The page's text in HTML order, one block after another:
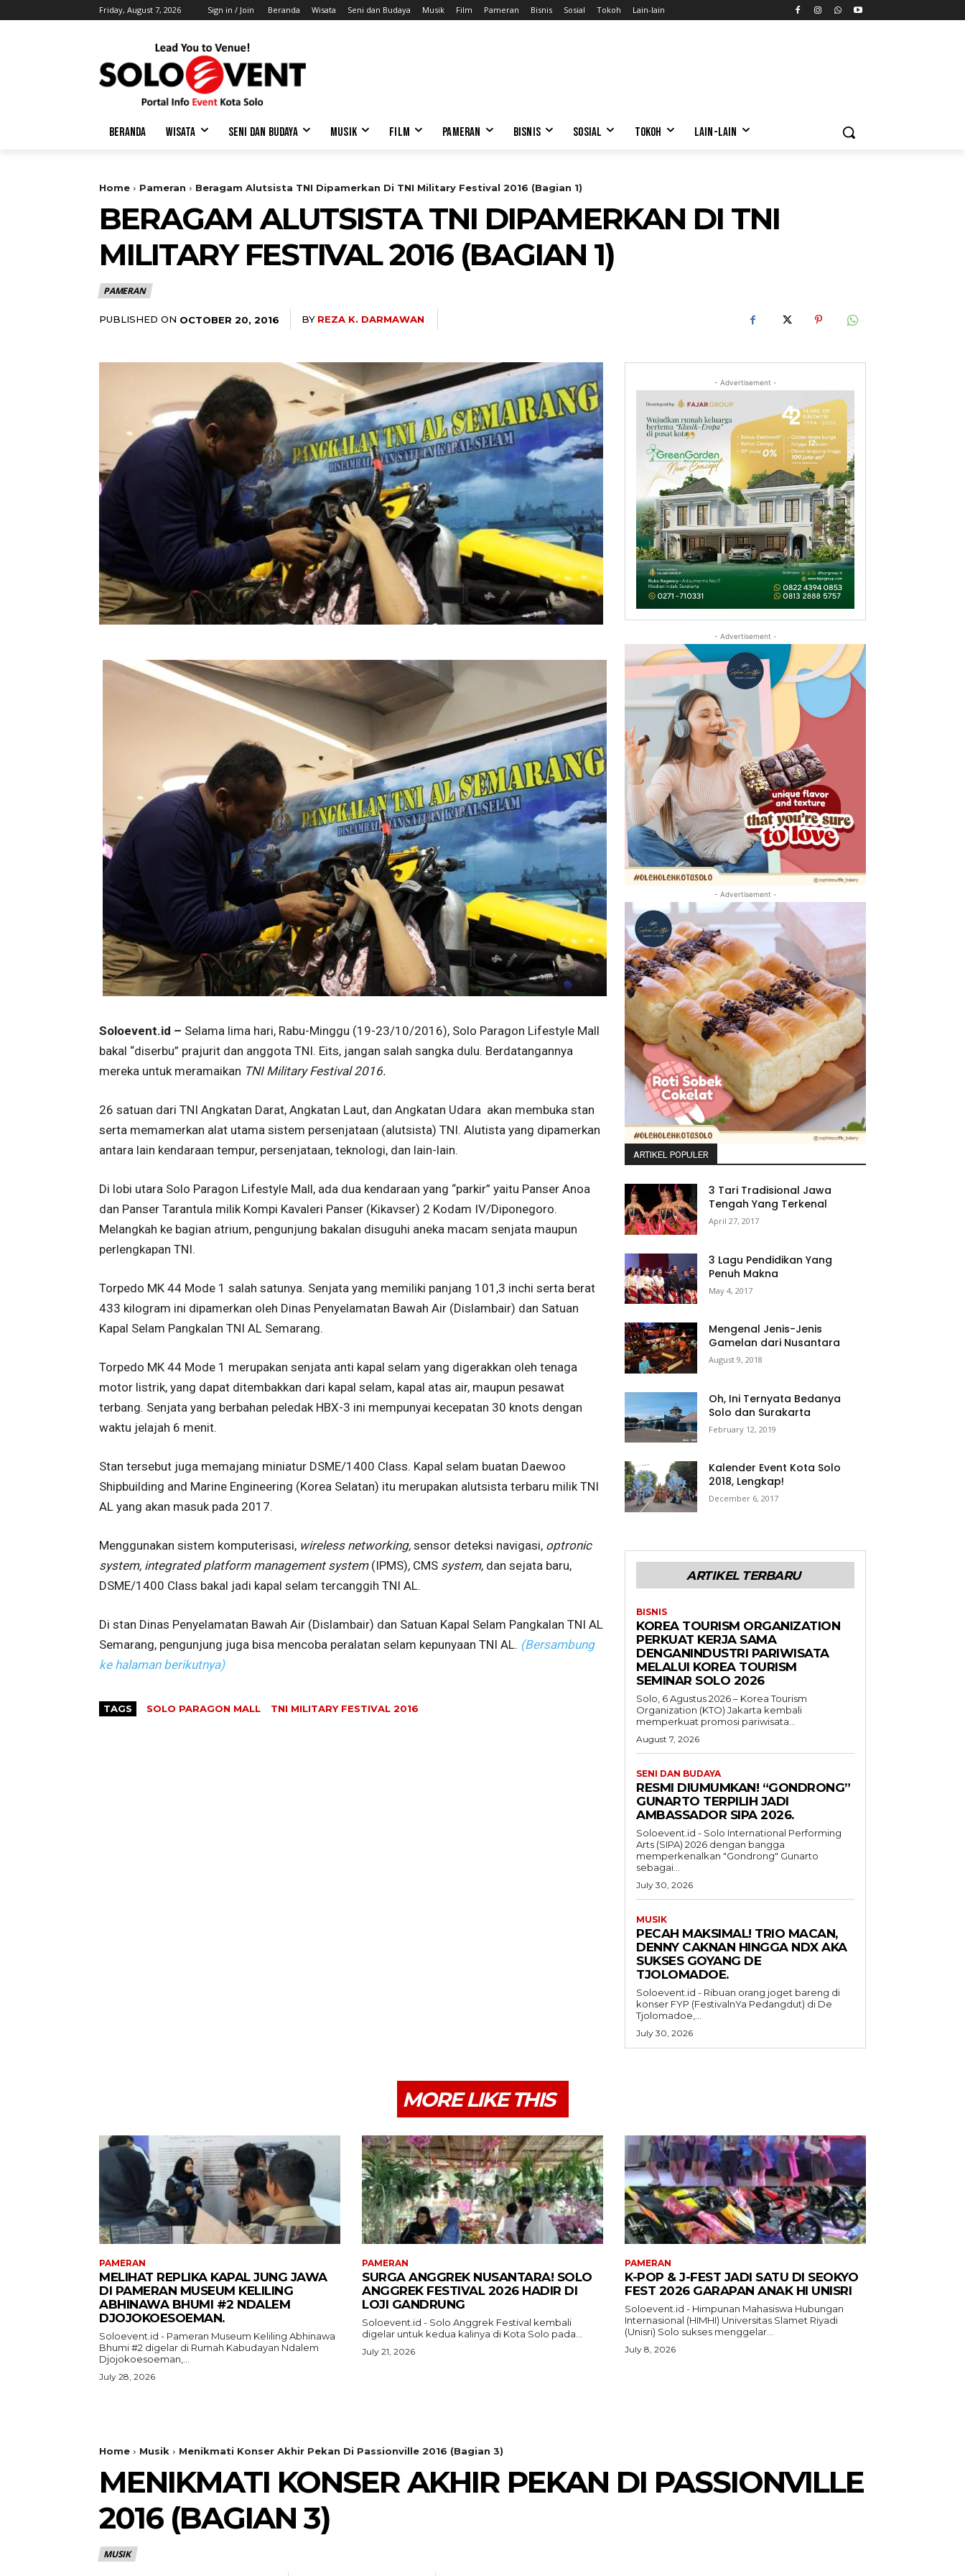
Friday, August 7, 2026 Sign in / Join Beranda Wisata Seni dan Budaya Musik Film Pameran Bisnis Sosial Tokoh Lain-lain
BERANDA WISATA SENI DAN BUDAYA MUSIK FILM PAMERAN BISNIS SOSIAL TOKOH LAIN-LAIN
Home Pameran Beragam Alutsista TNI Dipamerkan Di TNI Military Festival 2016 (Bagian 1)
BERAGAM ALUTSISTA TNI DIPAMERKAN DI TNI
MILITARY FESTIVAL 2016 (BAGIAN 1)
PAMERAN
PUBLISHED ON OCTOBER 20, 2016 BY REZA K. DARMAWAN
- Advertisement -
Soloevent.id – Selama lima hari, Rabu-Minggu (19-23/10/2016), Solo Paragon Lifestyle Mall
bakal “diserbu” prajurit dan anggota TNI. Eits, jangan salah sangka dulu. Berdatangannya
mereka untuk meramaikan TNI Military Festival 2016.
26 satuan dari TNI Angkatan Darat, Angkatan Laut, dan Angkatan Udara akan membuka stan
serta memamerkan alat utama sistem persenjataan (alutsista) TNI. Alutista yang dipamerkan
antara lain kendaraan tempur, persenjataan, teknologi, dan lain-lain.
Di lobi utara Solo Paragon Lifestyle Mall, ada dua kendaraan yang “parkir” yaitu Panser Anoa
dan Panser Tarantula milik Kompi Kavaleri Panser (Kikavser) 2 Kodam IV/Diponegoro.
Melangkah ke bagian atrium, pengunjung bakalan disuguhi aneka macam senjata maupun
perlengkapan TNI.
Torpedo MK 44 Mode 1 salah satunya. Senjata yang memiliki panjang 101,3 inchi serta berat
433 kilogram ini dipamerkan oleh Dinas Penyelamatan Bawah Air (Dislambair) dan Satuan
Kapal Selam Pangkalan TNI AL Semarang.
Torpedo MK 44 Mode 1 merupakan senjata anti kapal selam yang digerakkan oleh tenaga
motor listrik, yang dapat ditembakkan dari kapal selam, kapal atas air, maupun pesawat
terbang. Senjata yang berbahan peledak HBX-3 ini mempunyai kecepatan 30 knots dengan
waktu jelajah 6 menit.
Stan tersebut juga memajang miniatur DSME/1400 Class. Kapal selam buatan Daewoo
Shipbuilding and Marine Engineering (Korea Selatan) itu merupakan alutsista terbaru milik TNI
AL yang akan masuk pada 2017.
Menggunakan sistem komputerisasi, wireless networking, sensor deteksi navigasi, optronic
system, integrated platform management system (IPMS), CMS system, dan sejata baru,
DSME/1400 Class bakal jadi kapal selam tercanggih TNI AL.
Di stan Dinas Penyelamatan Bawah Air (Dislambair) dan Satuan Kapal Selam Pangkalan TNI AL
Semarang, pengunjung juga bisa mencoba peralatan selam kepunyaan TNI AL. (Bersambung
ke halaman berikutnya)
TAGS SOLO PARAGON MALL TNI MILITARY FESTIVAL 2016
- Advertisement -
- Advertisement -
ARTIKEL POPULER
3 Tari Tradisional Jawa
Tengah Yang Terkenal
April 27, 2017
3 Lagu Pendidikan Yang
Penuh Makna
May 4, 2017
Mengenal Jenis-Jenis
Gamelan dari Nusantara
August 9, 2018
Oh, Ini Ternyata Bedanya
Solo dan Surakarta
February 12, 2019
Kalender Event Kota Solo
2018, Lengkap!
December 6, 2017
ARTIKEL TERBARU
BISNIS
KOREA TOURISM ORGANIZATION
PERKUAT KERJA SAMA
DENGANINDUSTRI PARIWISATA
MELALUI KOREA TOURISM
SEMINAR SOLO 2026
Solo, 6 Agustus 2026 – Korea Tourism
Organization (KTO) Jakarta kembali
memperkuat promosi pariwisata...
August 7, 2026
SENI DAN BUDAYA
RESMI DIUMUMKAN! “GONDRONG”
GUNARTO TERPILIH JADI
AMBASSADOR SIPA 2026.
Soloevent.id - Solo International Performing
Arts (SIPA) 2026 dengan bangga
memperkenalkan "Gondrong" Gunarto
sebagai...
July 30, 2026
MUSIK
PECAH MAKSIMAL! TRIO MACAN,
DENNY CAKNAN HINGGA NDX AKA
SUKSES GOYANG DE
TJOLOMADOE.
Soloevent.id - Ribuan orang joget bareng di
konser FYP (FestivalnYa Pedangdut) di De
Tjolomadoe,...
July 30, 2026
MORE LIKE THIS
PAMERAN
MELIHAT REPLIKA KAPAL JUNG JAWA
DI PAMERAN MUSEUM KELILING
ABHINAWA BHUMI #2 NDALEM
DJOJOKOESOEMAN.
Soloevent.id - Pameran Museum Keliling Abhinawa
Bhumi #2 digelar di Rumah Kabudayan Ndalem
Djojokoesoeman,...
July 28, 2026
PAMERAN
SURGA ANGGREK NUSANTARA! SOLO
ANGGREK FESTIVAL 2026 HADIR DI
LOJI GANDRUNG
Soloevent.id - Solo Anggrek Festival kembali
digelar untuk kedua kalinya di Kota Solo pada...
July 21, 2026
PAMERAN
K-POP & J-FEST JADI SATU DI SEOKYO
FEST 2026 GARAPAN ANAK HI UNISRI
Soloevent.id - Himpunan Mahasiswa Hubungan
Internasional (HIMHI) Universitas Slamet Riyadi
(Unisri) Solo sukses menggelar...
July 8, 2026